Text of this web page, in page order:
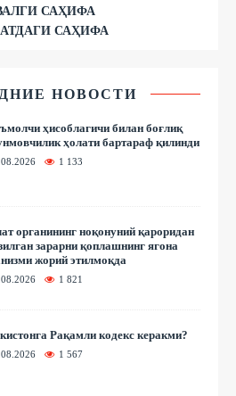
САҲИФА
САҲИФА
НОВОСТИ
ҳисоблагичи билан боғлиқ
ҳолати бартараф қилинди
1 133
органининг ноқонуний қароридан
зарарни қоплашнинг ягона
жорий этилмоқда
1 821
Рақамли кодекс керакми?
1 567